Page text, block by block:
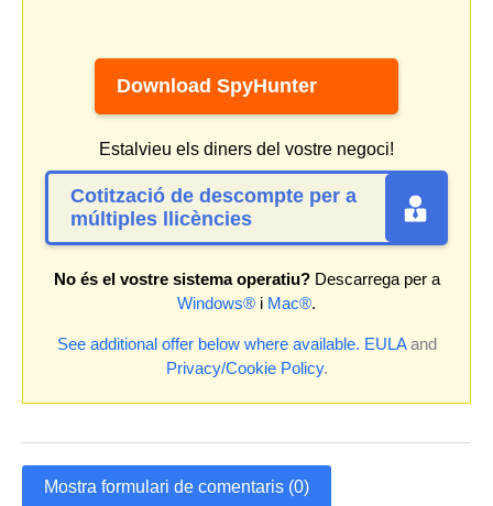
Download SpyHunter
Estalvieu els diners del vostre negoci!
Cotització de descompte per a
múltiples llicències
No és el vostre sistema operatiu?Descarrega per a
Windows® i Mac®.
See additional offer below where available. EULAand
Privacy/Cookie Policy.
Mostra formulari de comentaris (0)